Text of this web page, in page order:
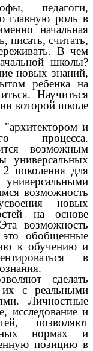
педагоги,
главную роль в
начальная
писать, считать,
В чем
школы?
новых знаний,
ребенка на
Научиться
которой школе
и
процесса.
возможным
универсальных
поколения для
возможность
новых
на основе
возможность
обобщенные
к обучению и
в
сделать
с реальными
Личностные
исследование и
позволяют
нормах и
позицию в